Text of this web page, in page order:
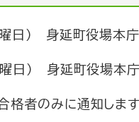
） 身延町役場本庁
） 身延町役場本庁
者のみに通知します